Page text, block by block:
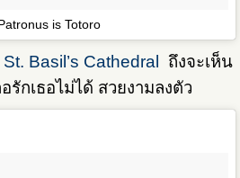
is Totoro
St. Basil’s Cathedral
ถึงจะเห็น
รักเธอไม่ได้ สวยงามลงตัว